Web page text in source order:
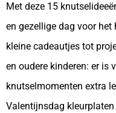
Met deze 15
en gezellige dag voor het
kleine cadeautjes tot
en oudere kinderen: er is
knutselmomenten extra
Valentijnsdag